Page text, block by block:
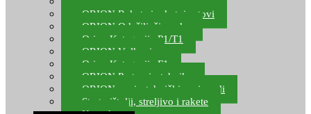
ORION Rakete i raketni setovi
ORION Odašiljači zvuka
Orion Kategorija P1/T1
ORION Vulkani
Orion Kategorija F1
ORION Party pirotehnika
ORION nepirotehnički proizvodi
Start pištolji, streljivo i rakete